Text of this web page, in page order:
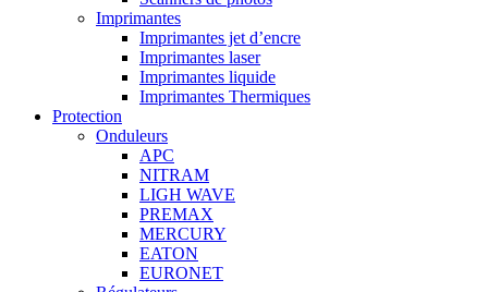
Imprimantes
Imprimantes jet d’encre
Imprimantes laser
Imprimantes liquide
Imprimantes Thermiques
Protection
Onduleurs
APC
NITRAM
LIGH WAVE
PREMAX
MERCURY
EATON
EURONET